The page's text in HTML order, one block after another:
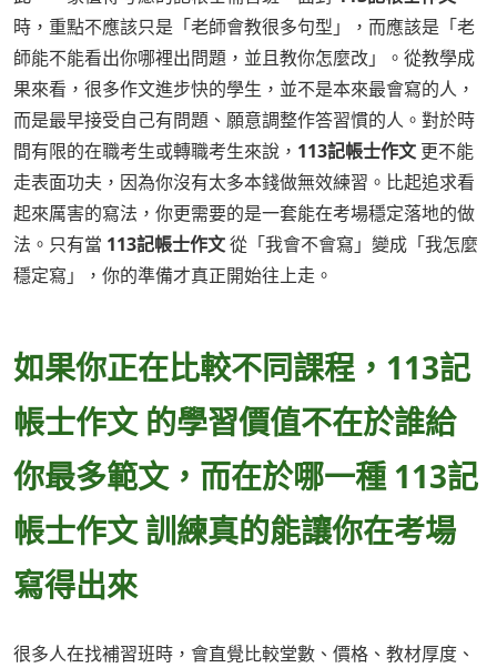
時，重點不應該只是「老師會教很多句型」，而應該是「老
師能不能看出你哪裡出問題，並且教你怎麼改」。從教學成
果來看，很多作文進步快的學生，並不是本來最會寫的人，
而是最早接受自己有問題、願意調整作答習慣的人。對於時
間有限的在職考生或轉職考生來說， 113記帳士作文 更不能
走表面功夫，因為你沒有太多本錢做無效練習。比起追求看
起來厲害的寫法，你更需要的是一套能在考場穩定落地的做
法。只有當 113記帳士作文從「我會不會寫」變成「我怎麼
穩定寫」，你的準備才真正開始往上走。
如果你正在比較不同課程，113記
帳士作文 的學習價值不在於誰給
你最多範文，而在於哪一種 113記
帳士作文 訓練真的能讓你在考場
寫得出來
很多人在找補習班時，會直覺比較堂數、價格、教材厚度、